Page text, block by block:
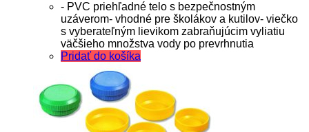
- PVC priehľadné telo s bezpečnostným
uzáverom- vhodné pre školákov a kutilov- viečko
s vyberateľným lievikom zabraňujúcim vyliatiu
väčšieho množstva vody po prevrhnutia
Pridať do košíka